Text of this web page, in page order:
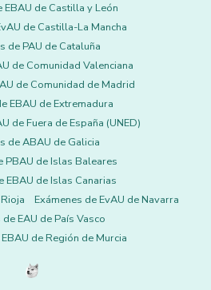
EBAU de Castilla y León
de Castilla-La Mancha
de PAU de Cataluña
de Comunidad Valenciana
de Comunidad de Madrid
EBAU de Extremadura
de Fuera de España (UNED)
de ABAU de Galicia
PBAU de Islas Baleares
EBAU de Islas Canarias
Exámenes de EvAU de Navarra
de EAU de País Vasco
de Región de Murcia